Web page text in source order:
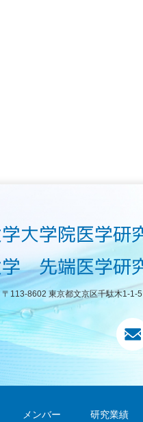
〒113-8602 東京都文京区千駄木1-1-5
メンバー 研究業績